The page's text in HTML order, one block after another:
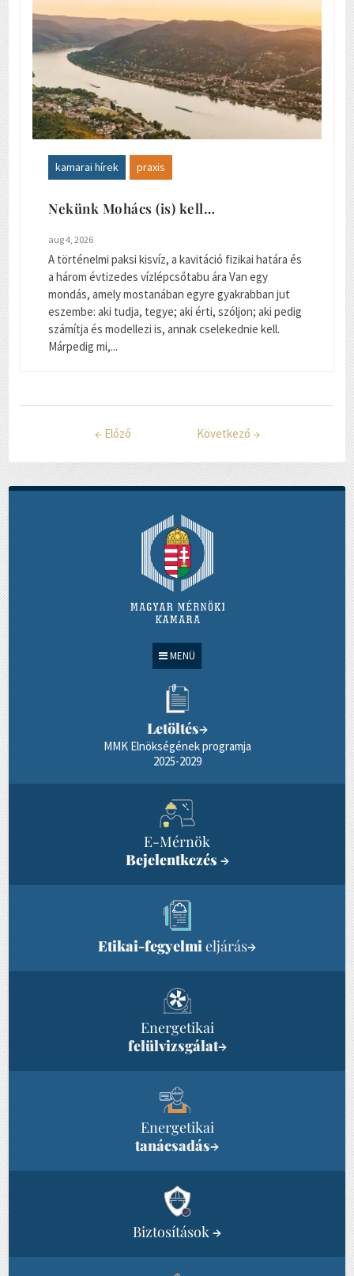
MENÜ
Letöltés→
MMK Elnökségének programja
2025-2029
E-Mérnök
Bejelentkezés →
Etikai-fegyelmieljárás→
Energetikai
felülvizsgálat→
Energetikai
tanácsadás→
Biztosítások →
kamarai hírek praxis
Nekünk Mohács (is) kell…
aug 4, 2026
A történelmi paksi kisvíz, a kavitáció fizikai határa és
a három évtizedes vízlépcsőtabu ára Van egy
mondás, amely mostanában egyre gyakrabban jut
eszembe: aki tudja, tegye; aki érti, szóljon; aki pedig
számítja és modellezi is, annak cselekednie kell.
Márpedig mi,...
← Előző Következő →